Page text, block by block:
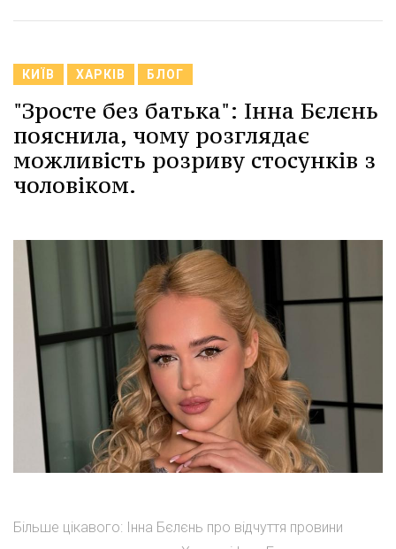
КИЇВ ХАРКІВ БЛОГ
"Зросте без батька": Інна Бєлєнь
пояснила, чому розглядає
можливість розриву стосунків з
чоловіком.
Більше цікавого: Інна Бєлєнь про відчуття провини